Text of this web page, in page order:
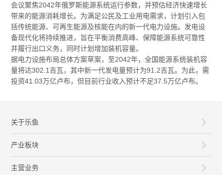
会议聚焦2042年俄罗斯能源系统运行参数，并预估经济快速增长
带来的能源消耗增长。为满足公民及工业用电需求，计划引入包
括传统能源、可再生能源及核能在内的新一代电力设施。发电设
备现代化将持续推进，旨在平衡消费高峰、保障能源系统可靠性
并履行出口义务，同时计划增加装机容量。
据电力设施布局总体方案草案，至2042年，全国能源系统装机容
量将达302.1吉瓦，其中新一代发电量预计为91.2吉瓦。为此，需
投资41.03万亿卢布，但目前行业收入预计不足37.5万亿卢布。
关于乐鱼
产业板块
主营业务